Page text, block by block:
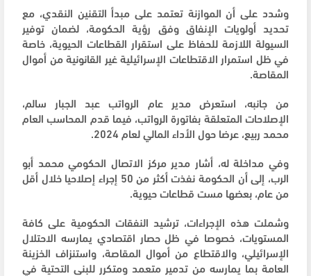
وشدد على أن الموازنة تعتمد على مبدأ التقنين النقدي، مع
تحديد أولويات الإنفاق وفق رؤية الحكومة، لضمان توفير
السيولة اللازمة للحفاظ على استقرار القطاعات الحيوية، خاصة
في ظل استمرار الاقتطاعات الإسرائيلية غير القانونية من أموال
المقاصة.
من جانبه، استعرض مدير عام الرواتب عبد الجبار سالم،
الإصلاحات المتعلقة بفاتورة الرواتب، فيما قدم المحاسب العام
محمد ربيع، عرضا حول الأداء المالي لعام 2024.
وفي مداخلة له، أشار مدير مركز الاتصال الحكومي محمد أبو
الرب، إلى أن الحكومة نفذت أكثر من 50 إجراء إصلاحيا خلال أقل
من عام، بعضها مست قطاعات حيوية.
وشملت هذه الإجراءات، ترشيد النفقات الحكومية على كافة
المستويات، خصوصا في ظل حصار اقتصادي يمارسه الاحتلال
الإسرائيلي، والاقتطاع من أموال المقاصة، واستنزاف الخزينة
العامة بما يمارسه من تدمير متعمد ومتكرر للبنى التحتية في